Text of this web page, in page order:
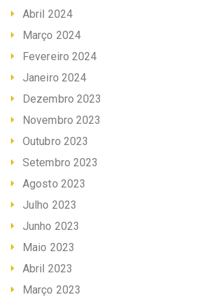
Abril 2024
Março 2024
Fevereiro 2024
Janeiro 2024
Dezembro 2023
Novembro 2023
Outubro 2023
Setembro 2023
Agosto 2023
Julho 2023
Junho 2023
Maio 2023
Abril 2023
Março 2023